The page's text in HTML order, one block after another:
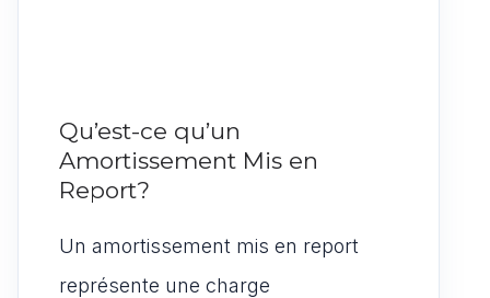
Qu’est-ce qu’un
Amortissement Mis en
Report?
Un amortissement mis en report
représente une charge